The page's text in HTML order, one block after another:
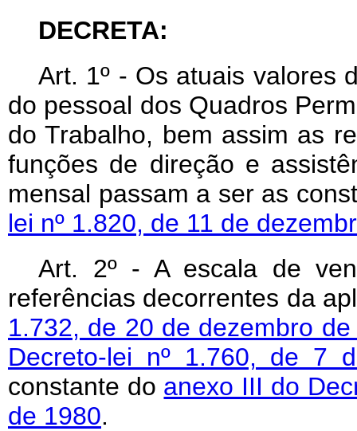
DECRETA:
Art. 1º - Os atuais valores
do pessoal dos Quadros
do Trabalho, bem assim as
funções de direção e
mensal passam a ser as
lei nº 1.820, de 11 de
Art. 2º - A escala de
referências decorrentes da
1.732, de 20 de dezembro
Decreto-lei nº 1.760, de 7
constante do anexo III do
de 1980.